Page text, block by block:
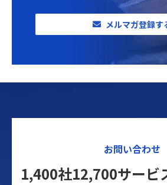
メルマガ登録す
お問い合わせ
1,400社12,700サービ